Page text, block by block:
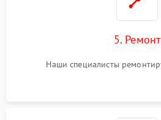
5. Ремонт
Наши специалисты